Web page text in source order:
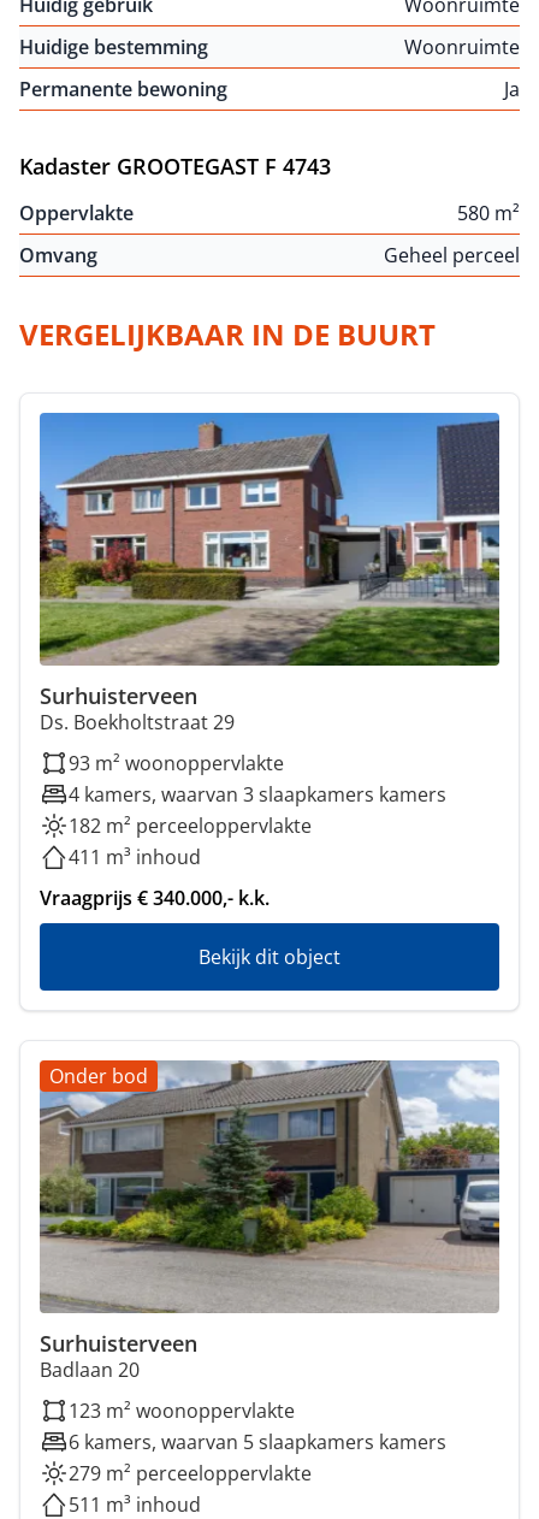
Huidige bestemming
Woonruimte
Permanente bewoning
Ja
Kadaster GROOTEGAST F 4743
Oppervlakte
580 m²
Omvang
Geheel perceel
VERGELIJKBAAR IN DE BUURT
Surhuisterveen
Ds. Boekholtstraat 29
93 m² woonoppervlakte
4 kamers, waarvan 3 slaapkamers kamers
182 m² perceeloppervlakte
411 m³ inhoud
Vraagprijs € 340.000,- k.k.
Bekijk dit object
Onder bod
Surhuisterveen
Badlaan 20
123 m² woonoppervlakte
6 kamers, waarvan 5 slaapkamers kamers
279 m² perceeloppervlakte
511 m³ inhoud